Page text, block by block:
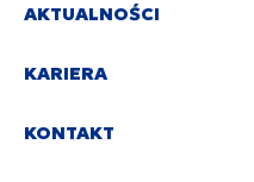
AKTUALNOŚCI
KARIERA
KONTAKT